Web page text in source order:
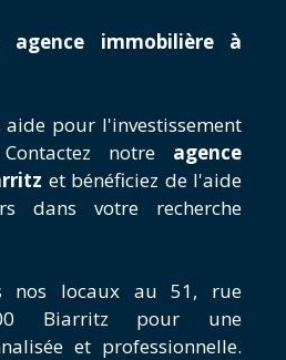
agence immobilière à
pour l'investissement
notre agence
et bénéficiez de l'aide
dans votre recherche
nos locaux au 51, rue
Biarritz pour une
et professionnelle.